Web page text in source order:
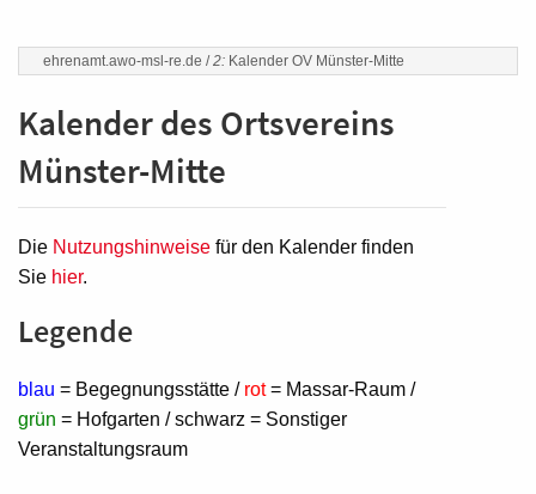
ehrenamt.awo-msl-re.de /2: Kalender OV Münster-Mitte
Kalender des Ortsvereins
Münster-Mitte
Die Nutzungshinweise für den Kalender finden
Sie hier.
Legende
blau = Begegnungsstätte / rot= Massar-Raum /
grün = Hofgarten / schwarz = Sonstiger
Veranstaltungsraum